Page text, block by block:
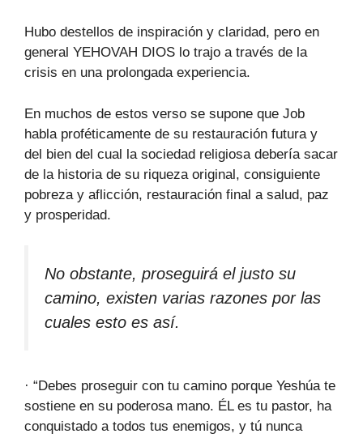
Hubo destellos de inspiración y claridad, pero en
general YEHOVAH DIOS lo trajo a través de la
crisis en una prolongada experiencia.
En muchos de estos verso se supone que Job
habla proféticamente de su restauración futura y
del bien del cual la sociedad religiosa debería sacar
de la historia de su riqueza original, consiguiente
pobreza y aflicción, restauración final a salud, paz
y prosperidad.
No obstante, proseguirá el justo su
camino, existen varias razones por las
cuales esto es así.
· “Debes proseguir con tu camino porque Yeshúa te
sostiene en su poderosa mano. ÉL es tu pastor, ha
conquistado a todos tus enemigos, y tú nunca